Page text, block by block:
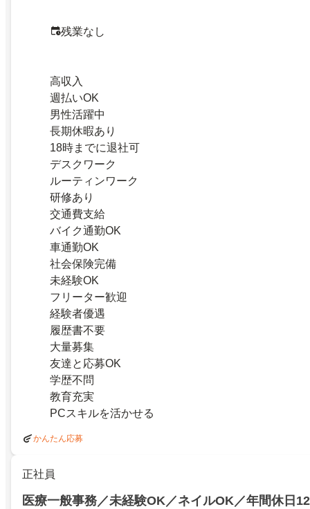
残業なし
高収入
週払いOK
男性活躍中
長期休暇あり
18時までに退社可
デスクワーク
ルーティンワーク
研修あり
交通費支給
バイク通勤OK
車通勤OK
社会保険完備
未経験OK
フリーター歓迎
経験者優遇
履歴書不要
大量募集
友達と応募OK
学歴不問
教育充実
PCスキルを活かせる
かんたん応募
正社員
医療一般事務／未経験OK／ネイルOK／年間休日